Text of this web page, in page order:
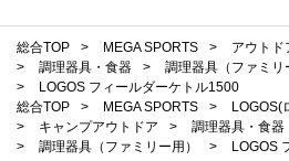
総合TOP > MEGA SPORTS > アウトド
>
調理器具・食器 >
調理器具（ファミリ
>
LOGOS フィールダーケトル1500
総合TOP
> MEGA SPORTS >
LOGOS(
>
キャンプアウトドア >
調理器具・食器
>
調理器具（ファミリー用） > LOGOS